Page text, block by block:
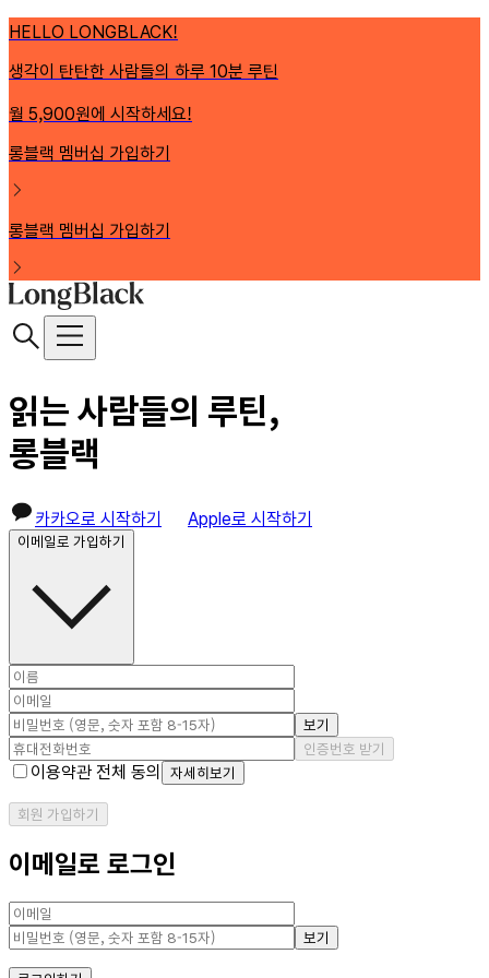
HELLO LONGBLACK!
생각이 탄탄한 사람들의 하루 10분 루틴
월 5,900원에 시작하세요!
롱블랙 멤버십 가입하기
롱블랙 멤버십 가입하기
읽는 사람들의 루틴,
롱블랙
카카오로 시작하기 Apple로 시작하기
이메일로 가입하기
보기
인증번호 받기
이용약관 전체 동의 자세히보기
회원 가입하기
이메일로 로그인
보기